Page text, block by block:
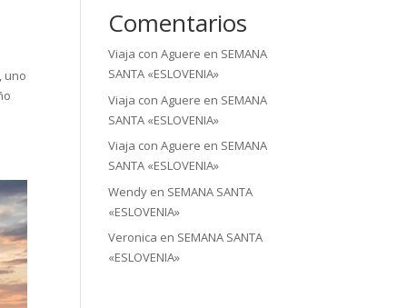
uno
Comentarios
Viaja con Aguere en SEMANA
SANTA «ESLOVENIA»
Viaja con Aguere en SEMANA
SANTA «ESLOVENIA»
Viaja con Aguere en SEMANA
SANTA «ESLOVENIA»
Wendy en SEMANA SANTA
«ESLOVENIA»
Veronica en SEMANA SANTA
«ESLOVENIA»